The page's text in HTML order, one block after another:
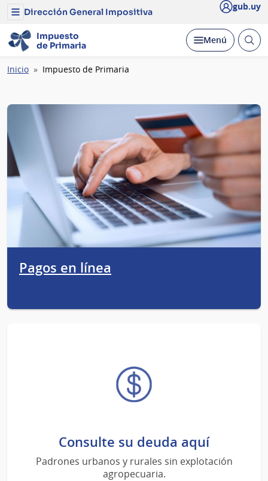
Menú
Dirección
General
Impositiva
Dirección General Impositiva gub.uy
Impuesto
de Primaria
Desplegar
Menú Abrir
Ruta
Inicio Impuesto de Primaria
Pagos en línea
Consulte su deuda aquí
Padrones urbanos y rurales sin explotación
agropecuaria.